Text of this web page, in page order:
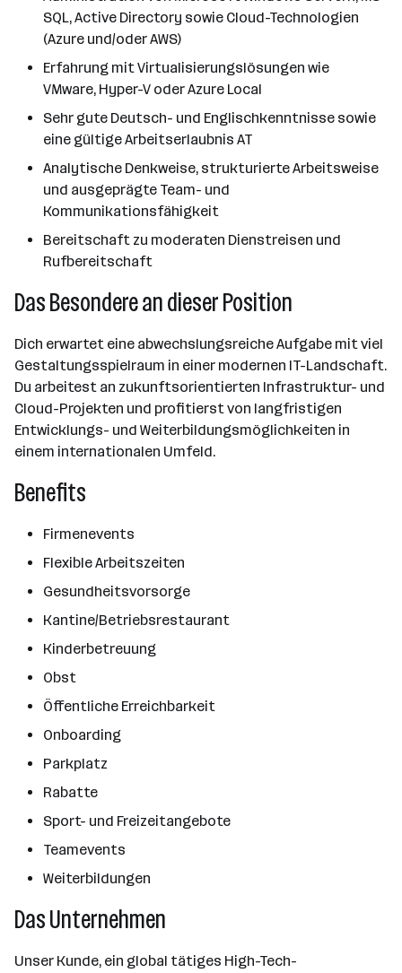
SQL, Active Directory sowie Cloud-Technologien
(Azure und/oder AWS)
Erfahrung mit Virtualisierungslösungen wie
VMware, Hyper-V oder Azure Local
Sehr gute Deutsch- und Englischkenntnisse sowie
eine gültige Arbeitserlaubnis AT
Analytische Denkweise, strukturierte Arbeitsweise
und ausgeprägte Team- und
Kommunikationsfähigkeit
Bereitschaft zu moderaten Dienstreisen und
Rufbereitschaft
Das Besondere an dieser Position
Dich erwartet eine abwechslungsreiche Aufgabe mit viel
Gestaltungsspielraum in einer modernen IT-Landschaft.
Du arbeitest an zukunftsorientierten Infrastruktur- und
Cloud-Projekten und profitierst von langfristigen
Entwicklungs- und Weiterbildungsmöglichkeiten in
einem internationalen Umfeld.
Benefits
Firmenevents
Flexible Arbeitszeiten
Gesundheitsvorsorge
Kantine/Betriebsrestaurant
Kinderbetreuung
Obst
Öffentliche Erreichbarkeit
Onboarding
Parkplatz
Rabatte
Sport- und Freizeitangebote
Teamevents
Weiterbildungen
Das Unternehmen
Unser Kunde, ein global tätiges High-Tech-